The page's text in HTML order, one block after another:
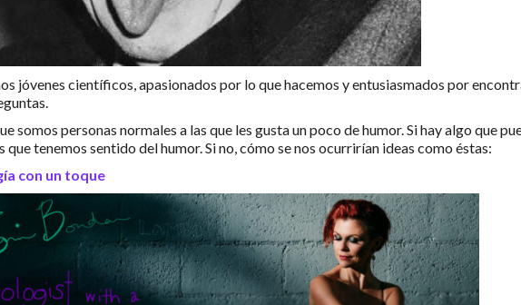
jóvenes científicos, apasionados por lo que hacemos y entusiasmados por
somos personas normales a las que les gusta un poco de humor. Si hay algo que
tenemos sentido del humor. Si no, cómo se nos ocurrirían ideas como éstas:
con un toque